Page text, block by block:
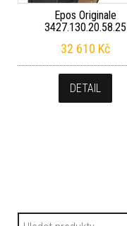
Epos Originale
3427.130.20.58.25
32 610 Kč
DETAIL
Hledat: